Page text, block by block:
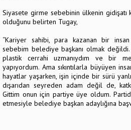
Siyasete girme sebebinin ülkenin gidişatı
olduğunu belirten Tugay,
“Kariyer sahibi, para kazanan bir
sebebim belediye başkanı olmak
plastik cerrahi uzmanıydım ve bir
yapıyordum. Ama sıkıntılarla büyüyen
hayatlar yaşarken, işin içinde bir sürü
dışarıdan seyreden adam değil de,
Gittim onun için partiye üye oldum.
etmesiyle belediye başkan adaylığına